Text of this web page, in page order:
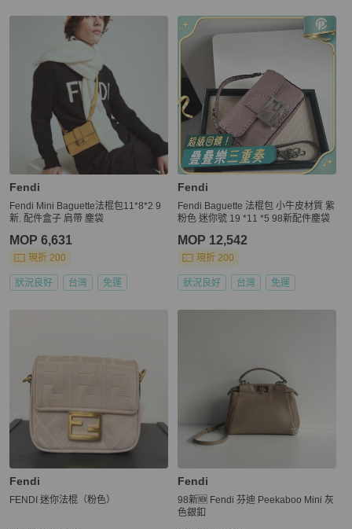
Fendi
Fendi Mini Baguette法棍包11*8*2 9
新. 配件盒子 肩帶 塵袋
MOP 6,631
現折 200
狀況良好 台灣 免運
Fendi
Fendi Baguette 法棍包 小牛皮材質 紫
粉色 迷你號 19 *11 *5 98新配件塵袋
MOP 12,542
現折 200
狀況良好 台灣 免運
Fendi
FENDI 迷你法棍（粉色）
Fendi
98新🆕 Fendi 芬迪 Peekaboo Mini 灰
色銀釦